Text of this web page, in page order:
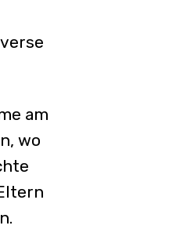
am
wo